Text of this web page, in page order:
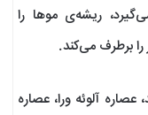
ریشه‌ی موها را
برطرف می‌کند.
عصاره آلوئه ورا، عصاره